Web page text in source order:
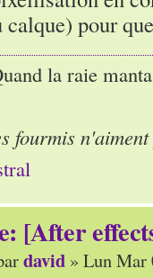
calque) pour
la raie
fourmis
[After
david » Lun Mar